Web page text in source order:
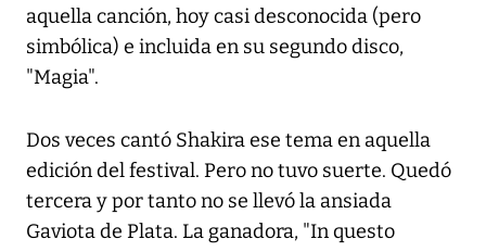
aquella canción, hoy casi desconocida (pero
simbólica) e incluida en su segundo disco,
"Magia".
Dos veces cantó Shakira ese tema en aquella
edición del festival. Pero no tuvo suerte. Quedó
tercera y por tanto no se llevó la ansiada
Gaviota de Plata. La ganadora, "In questo